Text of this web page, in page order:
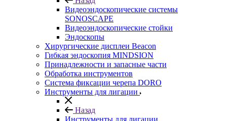
Видеоэндоскопические системы
SONOSCAPE
Видеоэндоскопические стойки
Эндоскопы
Хирургические дисплеи Beacon
Гибкая эндоскопия MINDSION
Принадлежности и запасные части
Обработка инструментов
Система фиксации черепа DORO
Инструменты для лигации
Назад
Инструменты для лигации